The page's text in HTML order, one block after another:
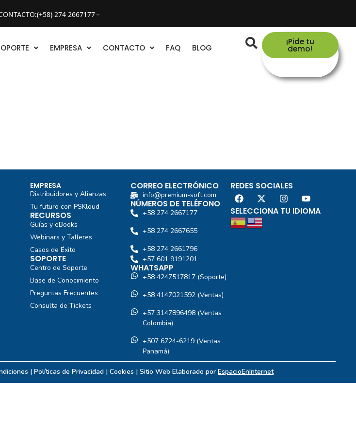
:(+58) 274 2667177
EMPRESA CONTACTO FAQ BLOG
¡Pide tu
demo!
EMPRESA
Distribuidores y Alianzas
Tu futuro con PSKloud
RECURSOS
Guías y eBooks
Webinars y Talleres
Casos de Éxito
SOPORTE
Centro de Soporte
Base de Conocimiento
Preguntas Frecuentes
Consulta de Tickets
CORREO ELECTRÓNICO
info@premium-soft.com
NÚMEROS DE TELÉFONO
+58 274 2667177
+58 274 2667655
+58 274 2661796
+57 601 9191201‬
WHATSAPP
+58 4247517817 (Soporte)
+58 4147021592 (Ventas)
+57 3147896498 (Ventas
Colombia)
+507 6724-6219 (Ventas
Panamá)
REDES SOCIALES
SELECCIONA TU IDIOMA
|Políticas de Privacidad | Cookies | Sitio Web Elaborado porEspacioEnInternet